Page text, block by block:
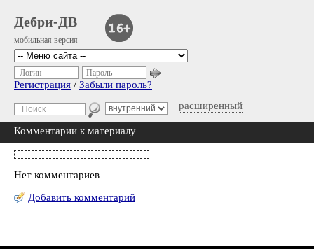
Дебри-ДВ
мобильная версия
расширенный
Логин Пароль
Регистрация / Забыли пароль?
Комментарии к материалу
Нет комментариев
Добавить комментарий